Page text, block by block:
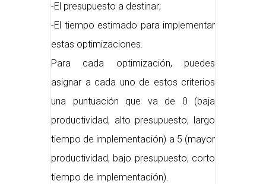
-El presupuesto a destinar;
-El tiempo estimado para implementar
estas optimizaciones.
Para cada optimización, puedes
asignar a cada uno de estos criterios
una puntuación que va de 0 (baja
productividad, alto presupuesto, largo
tiempo de implementación) a 5 (mayor
productividad, bajo presupuesto, corto
tiempo de implementación).